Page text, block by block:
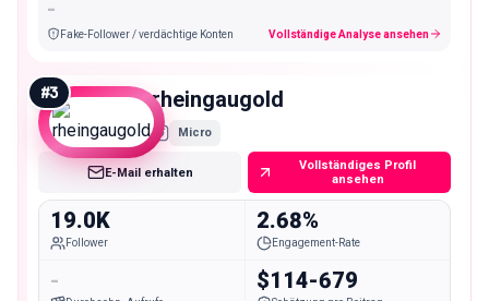
-
Fake-Follower / verdächtige Konten Vollständige Analyse ansehen
#3 rheingaugold
Micro
E-Mail erhalten
Vollständiges Profil
ansehen
19.0K
Follower
2.68%
Engagement-Rate
- $114-679